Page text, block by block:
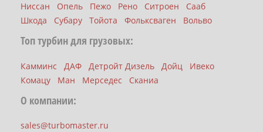
Ниссан
Опель Пежо Рено Ситроен
Сааб
Шкода
Субару Тойота Фольксваген Вольво
Топ турбин для грузовых:
Камминс ДАФ Детройт Дизель Дойц
Ивеко
Комацу
Ман Мерседес Сканиа
О компании:
sales@turbomaster.ru